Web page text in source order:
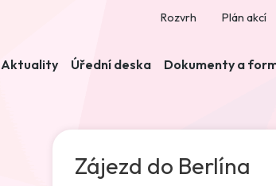
Rozvrh Plán akcí
Aktuality Úřední deska Dokumenty a
Zájezd do Berlína